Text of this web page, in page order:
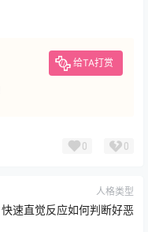
给TA打赏
0 0
人格类型
快速直觉反应如何判断好恶